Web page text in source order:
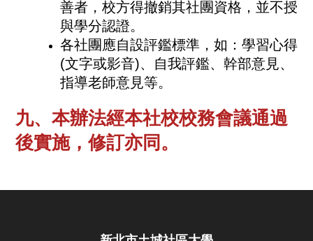
善者，校方得撤銷其社團資格，並不授
與學分認證。
各社團應自設評鑑標準，如：學習心得
(文字或影音)、自我評鑑、幹部意見、
指導老師意見等。
九、本辦法經本社校校務會議通過
後實施，修訂亦同。